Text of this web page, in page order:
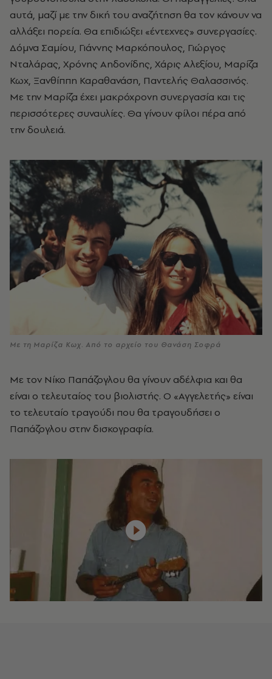
αυτά, μαζί με την δική του αναζήτηση θα τον κάνουν να
αλλάξει πορεία. Θα επιδιώξει «έντεχνες» συνεργασίες.
Δόμνα Σαμίου, Γιάννης Μαρκόπουλος, Γιώργος
Νταλάρας, Χρόνης Αηδονίδης, Χάρις Αλεξίου, Μαρίζα
Κωχ, Ξανθίππη Καραθανάση, Παντελής Θαλασσινός.
Με την Μαρίζα έχει μακρόχρονη συνεργασία και τις
περισσότερες συναυλίες. Θα γίνουν φίλοι πέρα από
την δουλειά.
Με τη Μαρίζα Κωχ. Από το αρχείο του Θανάση Σοφρά
Με τον Νίκο Παπάζογλου θα γίνουν αδέλφια και θα
είναι ο τελευταίος του βιολιστής. Ο «Αγγελετής» είναι
το τελευταίο τραγούδι που θα τραγουδήσει ο
Παπάζογλου στην δισκογραφία.